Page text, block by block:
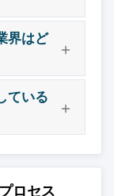
界はど
ている
ロセス